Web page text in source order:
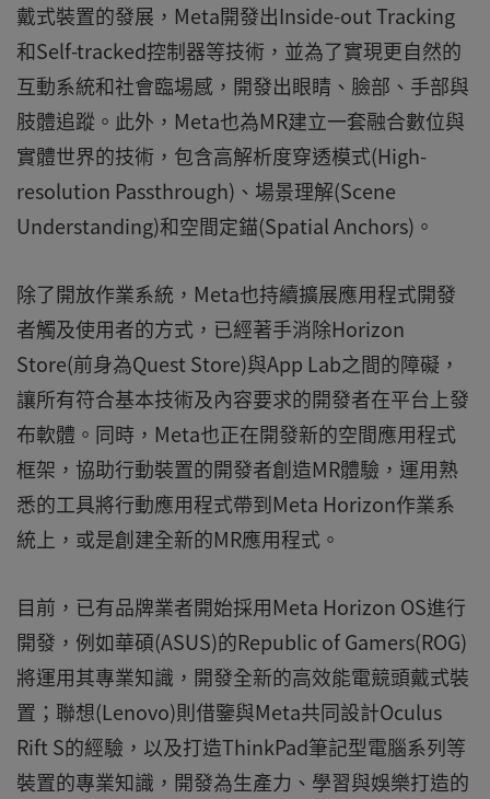
戴式裝置的發展，Meta開發出Inside-out Tracking
和Self-tracked控制器等技術，並為了實現更自然的
互動系統和社會臨場感，開發出眼睛、臉部、手部與
肢體追蹤。此外，Meta也為MR建立一套融合數位與
實體世界的技術，包含高解析度穿透模式(High-
resolution Passthrough)、場景理解(Scene
Understanding)和空間定錨(Spatial Anchors)。
除了開放作業系統，Meta也持續擴展應用程式開發
者觸及使用者的方式，已經著手消除Horizon
Store(前身為Quest Store)與App Lab之間的障礙，
讓所有符合基本技術及內容要求的開發者在平台上發
布軟體。同時，Meta也正在開發新的空間應用程式
框架，協助行動裝置的開發者創造MR體驗，運用熟
悉的工具將行動應用程式帶到Meta Horizon作業系
統上，或是創建全新的MR應用程式。
目前，已有品牌業者開始採用Meta Horizon OS進行
開發，例如華碩(ASUS)的Republic of Gamers(ROG)
將運用其專業知識，開發全新的高效能電競頭戴式裝
置；聯想(Lenovo)則借鑒與Meta共同設計Oculus
Rift S的經驗，以及打造ThinkPad筆記型電腦系列等
裝置的專業知識，開發為生產力、學習與娛樂打造的